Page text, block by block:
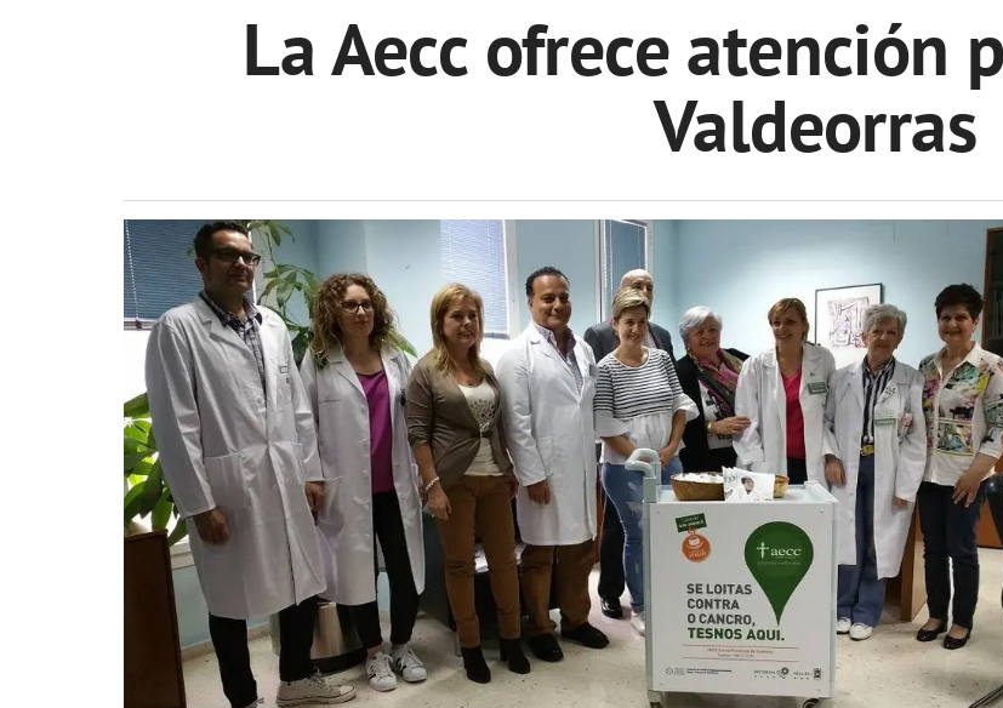
La Aecc ofrece atención
Valdeorras